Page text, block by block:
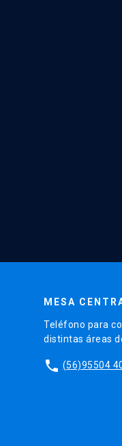
MESA
Teléfono para
distintas áreas
phone (56)95504